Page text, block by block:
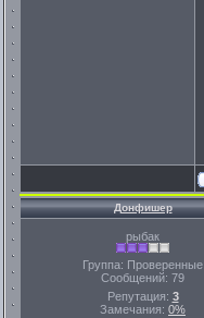
Донфишер
рыбак
Группа: Проверенные
Сообщений: 79
Репутация: 3
Замечания: 0%